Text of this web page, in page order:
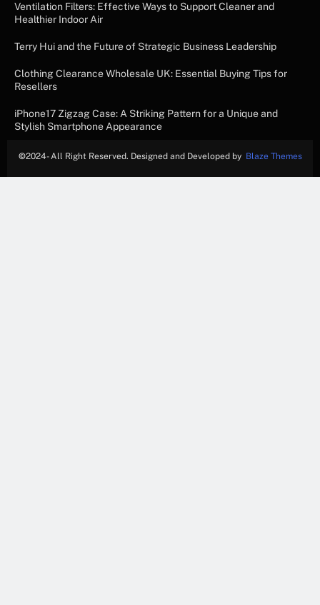
Ventilation Filters: Effective Ways to Support Cleaner and
Healthier Indoor Air
Terry Hui and the Future of Strategic Business Leadership
Clothing Clearance Wholesale UK: Essential Buying Tips for
Resellers
iPhone17 Zigzag Case: A Striking Pattern for a Unique and
Stylish Smartphone Appearance
©2024- All Right Reserved. Designed and Developed by Blaze Themes